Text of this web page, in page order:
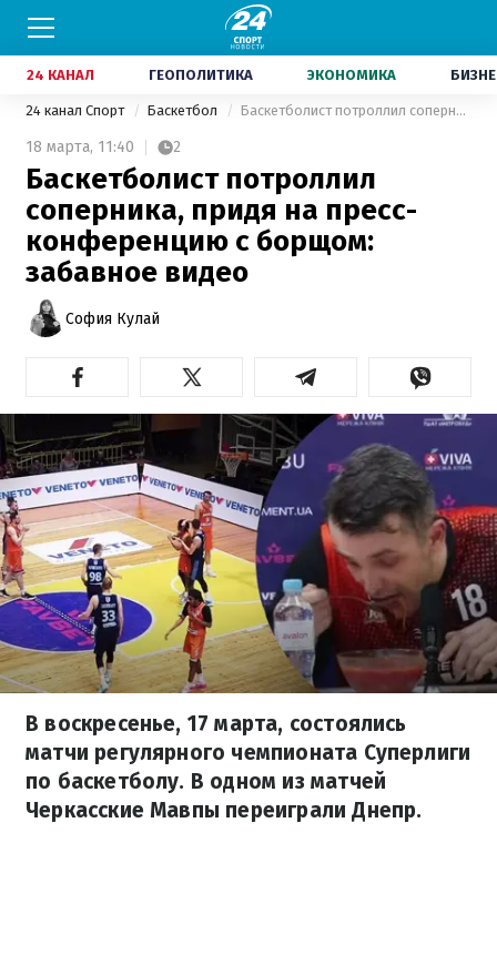
24 КАНАЛ ГЕОПОЛИТИКА ЭКОНОМИКА
24 канал Спорт Баскетбол Баскетболист потроллил соперника, придя на пресс-конференцию с борщом: забавное видео
18 марта, 11:40 2
Баскетболист потроллил
соперника, придя на пресс-
конференцию с борщом:
забавное видео
София Кулай
В воскресенье, 17 марта, состоялись
матчи регулярного чемпионата Суперлиги
по баскетболу. В одном из матчей
Черкасские Мавпы переиграли Днепр.